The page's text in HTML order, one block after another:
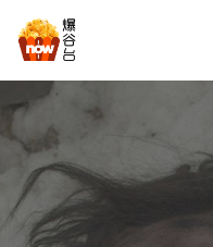
喜劇
愛情